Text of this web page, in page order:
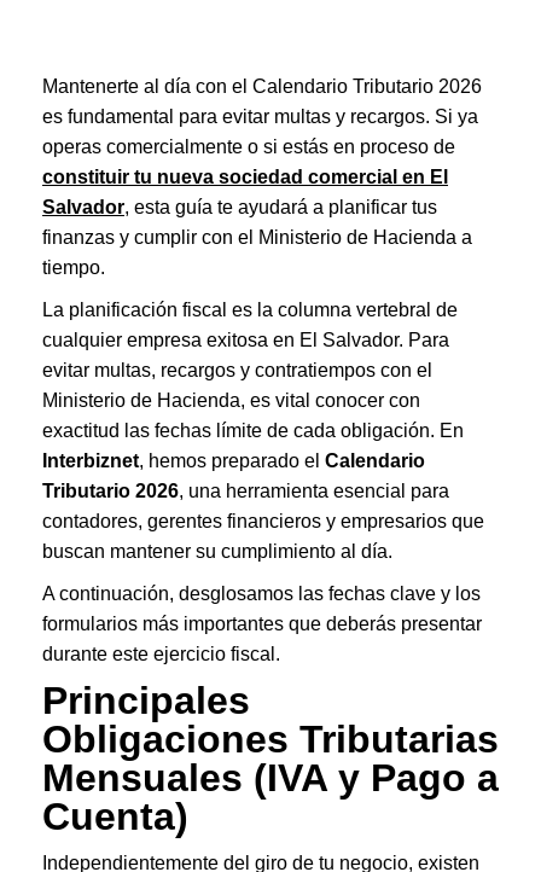
Mantenerte al día con el Calendario Tributario 2026
es fundamental para evitar multas y recargos. Si ya
operas comercialmente o si estás en proceso de
constituir tu nueva sociedad comercial en El
Salvador, esta guía te ayudará a planificar tus
finanzas y cumplir con el Ministerio de Hacienda a
tiempo.
La planificación fiscal es la columna vertebral de
cualquier empresa exitosa en El Salvador. Para
evitar multas, recargos y contratiempos con el
Ministerio de Hacienda, es vital conocer con
exactitud las fechas límite de cada obligación. En
Interbiznet, hemos preparado el Calendario
Tributario 2026, una herramienta esencial para
contadores, gerentes financieros y empresarios que
buscan mantener su cumplimiento al día.
A continuación, desglosamos las fechas clave y los
formularios más importantes que deberás presentar
durante este ejercicio fiscal.
Principales
Obligaciones Tributarias
Mensuales (IVA y Pago a
Cuenta)
Independientemente del giro de tu negocio, existen